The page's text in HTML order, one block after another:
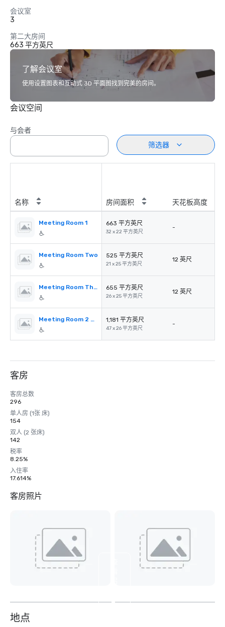
会议室
3
第二大房间
663 平方英尺
了解会议室
使用设置图表和互动式 3D 平面图找到完美的房间。
会议空间
与会者
筛选器
名称 房间面积 天花板高度
Meeting Room 1 663 平方英尺
32 x 22 平方英尺
-
Meeting Room Two 525 平方英尺
21 x 25 平方英尺
12 英尺
Meeting Room Three 655 平方英尺
26 x 25 平方英尺
12 英尺
Meeting Room 2 & 3 1,181 平方英尺
47 x 26 平方英尺
-
客房
客房总数
296
单人房 (1张 床)
154
双人 (2 张床)
142
税率
8.25%
入住率
17.614%
客房照片
2
地点